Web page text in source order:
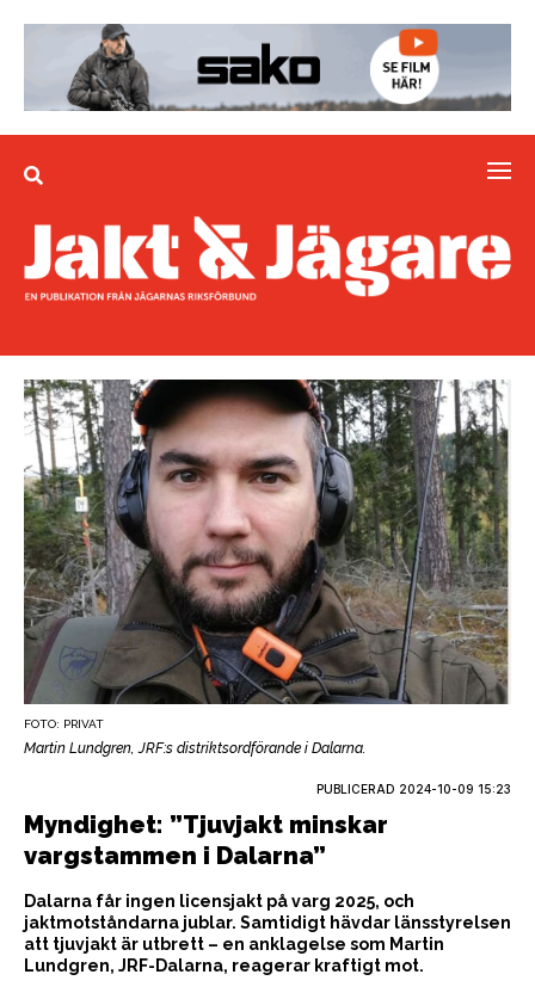
FOTO: PRIVAT
Martin Lundgren, JRF:s distriktsordförande i Dalarna.
PUBLICERAD 2024-10-09 15:23
Myndighet: ”Tjuvjakt minskar
vargstammen i Dalarna”
Dalarna får ingen licensjakt på varg 2025, och
jaktmotståndarna jublar. Samtidigt hävdar länsstyrelsen
att tjuvjakt är utbrett – en anklagelse som Martin
Lundgren, JRF-Dalarna, reagerar kraftigt mot.